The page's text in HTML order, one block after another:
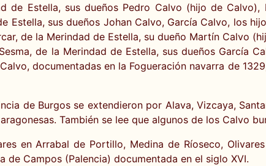
de Estella, sus dueños Pedro Calvo (hijo de
Estella, sus dueños Johan Calvo, García Calvo, los
de la Merindad de Estella, su dueño Martín Calvo
de la Merindad de Estella, sus dueños García
documentadas en la Fogueración navarra de
de Burgos se extendieron por Alava, Vizcaya,
También se lee que algunos de los Calvo
en Arrabal de Portillo, Medina de Ríoseco,
de Campos (Palencia) documentada en el siglo XVI.